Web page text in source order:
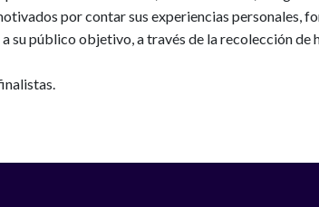
por contar sus experiencias personales,
su público objetivo, a través de la recolección de